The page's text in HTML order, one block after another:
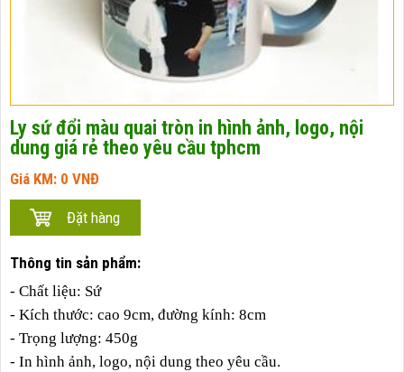
Ly sứ đổi màu quai tròn in hình ảnh, logo, nội
dung giá rẻ theo yêu cầu tphcm
Giá KM: 0 VNĐ
Thông tin sản phẩm:
- Chất liệu: Sứ
- Kích thước: cao 9cm, đường kính: 8cm
- Trọng lượng: 450g
- In hình ảnh, logo, nội dung theo yêu cầu.